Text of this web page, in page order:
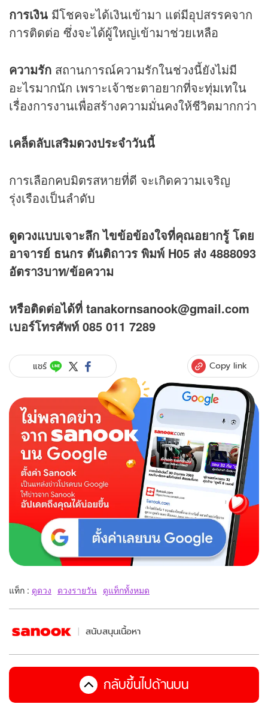
การเงิน มีโชคจะได้เงินเข้ามา แต่มีอุปสรรคจาก
การติดต่อ ซึ่งจะได้ผู้ใหญ่เข้ามาช่วยเหลือ
ความรัก สถานการณ์ความรักในช่วงนี้ยังไม่มี
อะไรมากนัก เพราะเจ้าชะตาอยากที่จะทุ่มเทใน
เรื่องการงานเพื่อสร้างความมั่นคงให้ชีวิตมากกว่า
เคล็ดลับเสริมดวงประจำวันนี้
การเลือกคบมิตรสหายที่ดี จะเกิดความเจริญ
รุ่งเรืองเป็นลำดับ
ดูดวงแบบเจาะลึก ไขข้อข้องใจที่คุณอยากรู้ โดย
อาจารย์ ธนกร ตันติถาวร พิมพ์ H05 ส่ง 4888093
อัตรา3บาท/ข้อความ
หรือติดต่อได้ที่ tanakornsanook@gmail.com
เบอร์โทรศัพท์ 085 011 7289
แชร์ Copy link
แท็ก : ดูดวง ดวงรายวัน ดูแท็กทั้งหมด
สนับสนุนเนื้อหา
กลับขึ้นไปด้านบน